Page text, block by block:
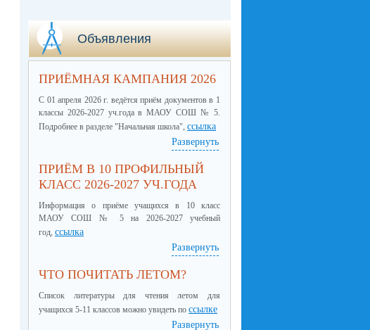
Объявления
ПРИЁМНАЯ КАМПАНИЯ 2026
С 01 апреля 2026 г. ведётся приём документов в 1
классы 2026-2027 уч.года в МАОУ СОШ № 5.
Подробнее в разделе "Начальная школа", ссылка
Развернуть
ПРИЁМ В 10 ПРОФИЛЬНЫЙ
КЛАСС 2026-2027 УЧ.ГОДА
Информация о приёме учащихся в 10 класс
МАОУ СОШ № 5 на 2026-2027 учебный
год, ссылка
Развернуть
ЧТО ПОЧИТАТЬ ЛЕТОМ?
Список литературы для чтения летом для
учащихся 5-11 классов можно увидеть по ссылке
Развернуть